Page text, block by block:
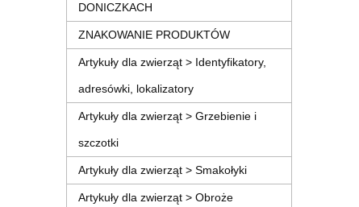
DONICZKACH
ZNAKOWANIE PRODUKTÓW
Artykuły dla zwierząt > Identyfikatory,
adresówki, lokalizatory
Artykuły dla zwierząt > Grzebienie i
szczotki
Artykuły dla zwierząt > Smakołyki
Artykuły dla zwierząt > Obroże